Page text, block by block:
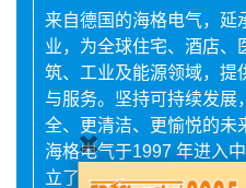
来自德国的海格电气，延
业，为全球住宅、酒店、
筑、工业及能源领域，提
与服务。坚持可持续发展
全、更清洁、更愉悦的未
海格电气于1997 年进入
立了3 家工厂和32 个销